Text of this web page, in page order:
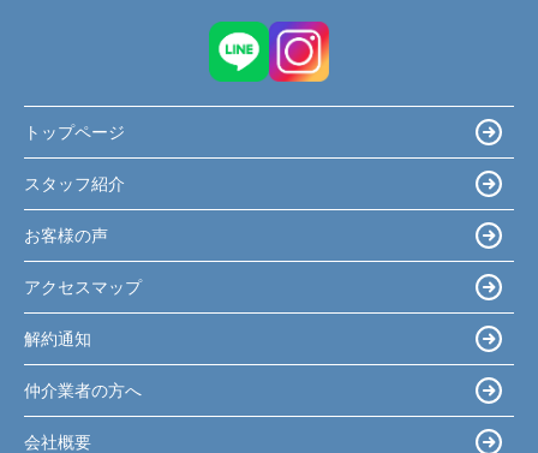
トップページ
スタッフ紹介
お客様の声
アクセスマップ
解約通知
仲介業者の方へ
会社概要